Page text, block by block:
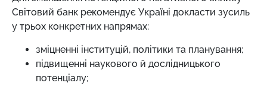
Світовий банк рекомендує Україні докласти зусиль
у трьох конкретних напрямах:
зміцненні інституцій, політики та планування;
підвищенні наукового й дослідницького
потенціалу;